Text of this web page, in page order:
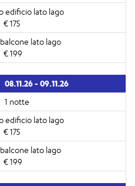
€ 175
€ 199
08.11.26 - 09.11.26
1 notte
€ 175
€ 199